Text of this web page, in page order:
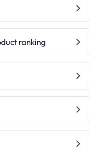
ranking